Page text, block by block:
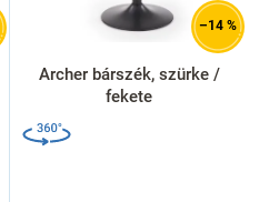
–14 %
Archer bárszék, szürke /
fekete